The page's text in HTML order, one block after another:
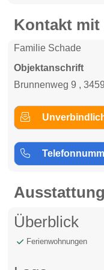
Kontakt mit
Familie Schade
Objektanschrift
Brunnenweg 9 ,
Ausstattung
Überblick
Ferienwohnungen